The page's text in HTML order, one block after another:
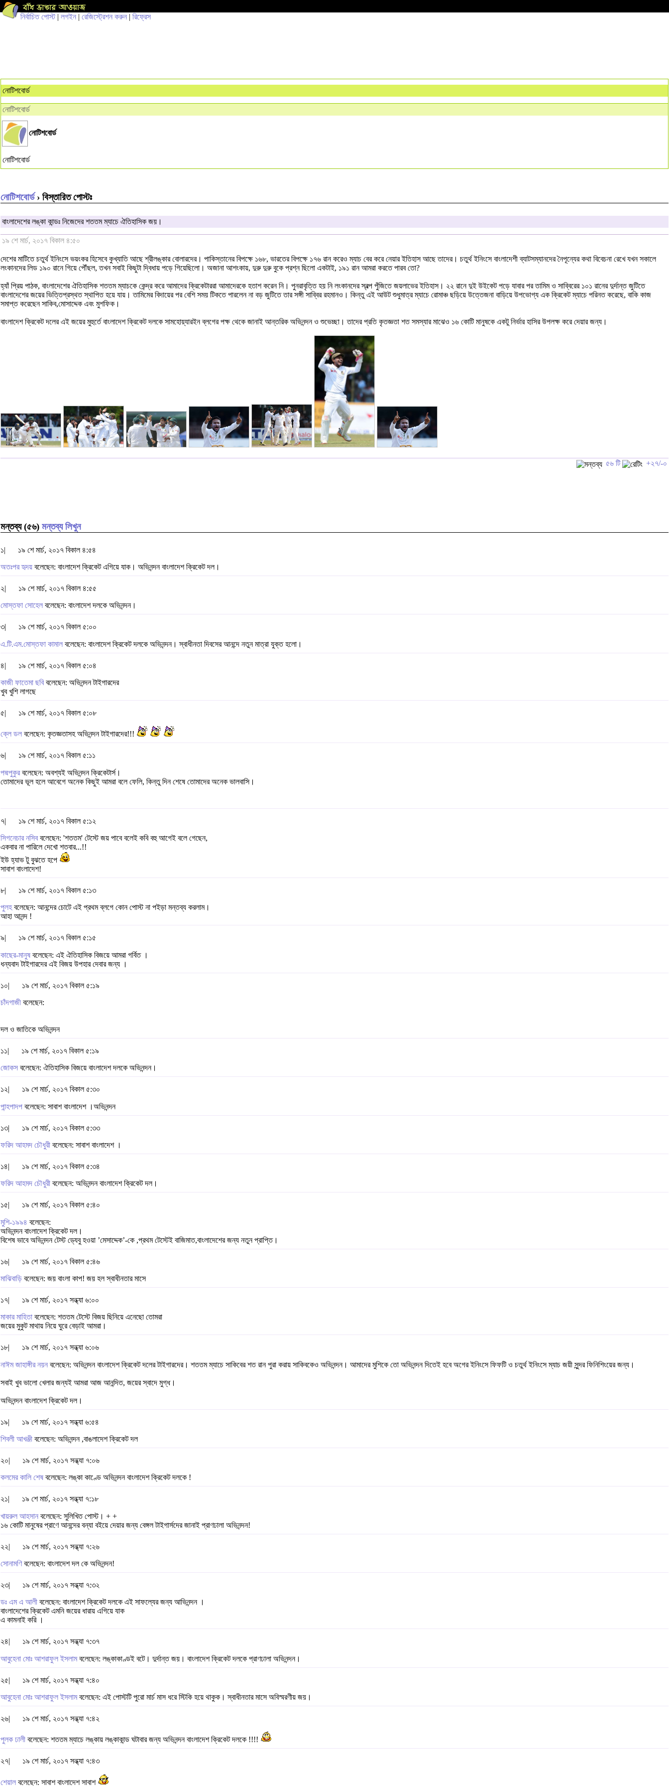
নির্বাচিত পোস্ট| লগইন | রেজিস্ট্রেশন করুন | রিফ্রেস
নোটিশবোর্ড
নোটিশবোর্ড
নোটিশবোর্ড
নোটিশবোর্ড
নোটিশবোর্ড› বিস্তারিত পোস্টঃ
বাংলাদেশের লঙ্কা কান্ডঃ নিজেদের শততম ম্যাচে ঐতিহাসিক জয়।
১৯ শে মার্চ, ২০১৭ বিকাল ৪:৫০
দেশের মাটিতে চতুর্থ ইনিংসে ভয়ংকর হিসেবে কুখ্যাতি আছে শ্রীলঙ্কার বোলারদের। পাকিস্তানের বিপক্ষে ১৬৮, ভারতের বিপক্ষে ১৭৬ রান করেও ম্যাচ বের করে নেয়ার ইতিহাস আছে তাদের। চতুর্থ ইনিংসে বাংলাদেশী ব্যাটসম্যানদের নৈপূন্যের কথা বিবেচনা রেখে যখন সকালে
লংকানদের লিড ১৯০ রানে গিয়ে পৌঁছল, তখন সবাই কিছুটা দ্বিধায় পড়ে গিয়েছিলো। অজানা আশংকায়, দুরু দুরু বুকে প্রশ্ন ছিলো একটাই, ১৯১ রান আমরা করতে পারব তো?
হ্যাঁ প্রিয় পাঠক, বাংলাদেশের ঐতিহাসিক শততম ম্যাচকে কেন্দ্র করে আমাদের ক্রিকেটাররা আমাদেরকে হতাশ করেন নি। পুনরাবৃত্তি হয় নি লংকানদের স্বল্প পুঁজিতে জয়লাভের ইতিহাস। ২২ রানে দুই উইকেট পড়ে যাবার পর তামিম ও সাব্বিরের ১০১ রানের দুর্দান্ত জুটিতে
বাংলাদেশের জয়ের ভিত্তিপ্রস্থত স্থাপিত হয়ে যায়। তামিমের বিদায়ের পর বেশি সময় টিকতে পারলেন না বড় জুটিতে তার সঙ্গী সাব্বির রহমানও। কিন্তু এই আউট শুধুমাত্র ম্যাচে রোমাঞ্চ ছড়িয়ে উত্তেজনা বাড়িয়ে উপভোগ্য এক ক্রিকেট ম্যাচে পরিনত করেছে, বাকি কাজ
সমাপ্ত করেছেন সাকিব,মোসাদ্দেক এবং মুশফিক।
বাংলাদেশ ক্রিকেট দলের এই জয়ের মুহুর্তে বাংলাদেশ ক্রিকেট দলকে সামহোয়্যারইন ব্লগের পক্ষ থেকে জানাই আন্তরিক অভিনন্দন ও শুভেচ্ছা। তাদের প্রতি কৃতজ্ঞতা শত সমস্যার মাঝেও ১৬ কোটি মানুষকে একটু নির্ভার হাসির উপলক্ষ করে দেয়ার জন্য।
৫৬ টি +২৭/-০
মন্তব্য (৫৬) মন্তব্য লিখুন
১| ১৯ শে মার্চ, ২০১৭ বিকাল ৪:৫৪
অতঃপর হৃদয় বলেছেন: বাংলাদেশ ক্রিকেট এগিয়ে যাক। অভিনন্দন বাংলাদেশ ক্রিকেট দল।
২| ১৯ শে মার্চ, ২০১৭ বিকাল ৪:৫৫
মোস্তফা সোহেল বলেছেন: বাংলাদেশ দলকে অভিনন্দন।
৩| ১৯ শে মার্চ, ২০১৭ বিকাল ৫:০০
এ.টি.এম.মোস্তফা কামাল বলেছেন: বাংলাদেশ ক্রিকেট দলকে অভিনন্দন। স্বাধীনতা দিবসের আনন্দে নতুন মাত্রা যুক্ত হলো।
৪| ১৯ শে মার্চ, ২০১৭ বিকাল ৫:০৪
কাজী ফাতেমা ছবিবলেছেন: অভিনন্দন টাইগারদের
খুব খুশি লাগছে
৫| ১৯ শে মার্চ, ২০১৭ বিকাল ৫:০৮
ক্লে ডল বলেছেন: কৃতজ্ঞতাসহ অভিনন্দন টাইগারদের!!!
৬| ১৯ শে মার্চ, ২০১৭ বিকাল ৫:১১
পদ্মপুকুরবলেছেন: অবশ্যই অভিনন্দন ক্রিকেটার্স।
তোমাদের ভূল হলে আবেগে অনেক কিছুই আমরা বলে ফেলি, কিন্তু দিন শেষে তোমাদের অনেক ভালবাসি।
৭| ১৯ শে মার্চ, ২০১৭ বিকাল ৫:১২
সিগনেচার নসিববলেছেন: 'শততম' টেস্টে জয় পাবে বলেই কবি বহু আগেই বলে গেছেন,
একবার না পারিলে দেখো শতবার...!!
ইউ হ্যাভ টু বুঝতে হপে
সাবাশ বাংলাদেশ!
৮| ১৯ শে মার্চ, ২০১৭ বিকাল ৫:১৩
পুলহবলেছেন: আনন্দের চোটে এই প্রথম ব্লগে কোন পোস্ট না পইড়া মন্তব্য করলাম।
আহা আনন্দ !
৯| ১৯ শে মার্চ, ২০১৭ বিকাল ৫:১৫
কাছের-মানুষ বলেছেন: এই ঐতিহাসিক বিজয়ে আমরা গর্বিত ।
ধন্যবাদ টাইগারদের এই বিজয় উপহার দেবার জন্য ।
১০| ১৯ শে মার্চ, ২০১৭ বিকাল ৫:১৯
চাঁদগাজী বলেছেন:
দল ও জাতিকে অভিনন্দন
১১| ১৯ শে মার্চ, ২০১৭ বিকাল ৫:১৯
জোকস বলেছেন: ঐতিহাসিক বিজয়ে বাংলাদেশ দলকে অভিনন্দন।
১২| ১৯ শে মার্চ, ২০১৭ বিকাল ৫:৩০
পান্হপাদপ বলেছেন: সাবাশ বাংলাদেশ ।অভিনন্দন
১৩| ১৯ শে মার্চ, ২০১৭ বিকাল ৫:৩৩
ফরিদ আহমদ চৌধুরী বলেছেন: সাবাশ বাংলাদেশ ।
১৪| ১৯ শে মার্চ, ২০১৭ বিকাল ৫:৩৪
ফরিদ আহমদ চৌধুরী বলেছেন: অভিনন্দন বাংলাদেশ ক্রিকেট দল।
১৫| ১৯ শে মার্চ, ২০১৭ বিকাল ৫:৪০
মুশি-১৯৯৪ বলেছেন:
অভিনন্দন বাংলাদেশ ক্রিকেট দল।
বিশেষ ভাবে অভিনন্দন টেস্ট ড্যেবু হওয়া ’মেসাদ্দেক’-কে ,প্রথম টেস্টেই বাজিমাত,বাংলাদেশের জন্য নতুন প্রাপ্তি।
১৬| ১৯ শে মার্চ, ২০১৭ বিকাল ৫:৪৬
মাঝিবাড়ি বলেছেন: জয় বাংলা কাপ! জয় হল স্বাধীনতার মাসে
১৭| ১৯ শে মার্চ, ২০১৭ সন্ধ্যা ৬:০০
মাকার মাহিতা বলেছেন: শততম টেস্টে বিজয় ছিনিয়ে এনেছো তোমরা
জয়ের মুকুট মাথায় নিয়ে ঘুরে বেড়াই আমরা।
১৮| ১৯ শে মার্চ, ২০১৭ সন্ধ্যা ৬:০৬
নাঈম জাহাঙ্গীর নয়ন বলেছেন: অভিনন্দন বাংলাদেশ ক্রিকেট দলের টাইগারদের। শততম ম্যাচে সাকিবের শত রান পুরা করায় সাকিবকেও অভিনন্দন। আমাদের মুশিকে তো অভিনন্দন দিতেই হবে অগের ইনিংসে ফিফটি ও চতুর্থ ইনিংসে ম্যাচ জয়ী সুন্দর ফিনিশিংয়ের জন্য।
সবাই খুব ভালো খেলার জন্যই আমরা আজ আনন্দিত, জয়ের স্বাদে মুগ্ধ।
অভিনন্দন বাংলাদেশ ক্রিকেট দল।
১৯| ১৯ শে মার্চ, ২০১৭ সন্ধ্যা ৬:৫৪
শিবলী আখঞ্জী বলেছেন: অভিনন্দন ,বাঙলাদেশ ক্রিকেট দল
২০| ১৯ শে মার্চ, ২০১৭ সন্ধ্যা ৭:০৬
কলমের কালি শেষ বলেছেন: লঙ্কা কাণ্ডে অভিনন্দন বাংলাদেশ ক্রিকেট দলকে !
২১| ১৯ শে মার্চ, ২০১৭ সন্ধ্যা ৭:১৮
খায়রুল আহসান বলেছেন: সুলিখিত পোস্ট। + +
১৬ কোটি মানুষের প্রাণে আনন্দের বন্যা বইয়ে দেয়ার জন্য বেঙ্গল টাইগার্সদের জানাই প্রাণঢালা অভিনন্দন!
২২| ১৯ শে মার্চ, ২০১৭ সন্ধ্যা ৭:২৬
সোনামণিবলেছেন: বাংলাদেশ দল কে অভিনন্দন!
২৩| ১৯ শে মার্চ, ২০১৭ সন্ধ্যা ৭:৩২
ডঃ এম এ আলী বলেছেন: বাংলাদেশ ক্রিকেট দলকে এই সাফল্যের জন্য আভিনন্দন ।
বাংলাদেশের ক্রিকেট এমনি জয়ের ধারায় এগিয়ে যাক
এ কামনাই করি ।
২৪| ১৯ শে মার্চ, ২০১৭ সন্ধ্যা ৭:৩৭
আবুহেনা মোঃ আশরাফুল ইসলামবলেছেন: লঙ্কাকাণ্ডই বটে। দুর্দান্ত জয়। বাংলাদেশ ক্রিকেট দলকে প্রাণঢালা অভিনন্দন।
২৫| ১৯ শে মার্চ, ২০১৭ সন্ধ্যা ৭:৪০
আবুহেনা মোঃ আশরাফুল ইসলামবলেছেন: এই পোস্টটি পুরো মার্চ মাস ধরে স্টিকি হয়ে থাকুক। স্বাধীনতার মাসে অবিস্মরণীয় জয়।
২৬| ১৯ শে মার্চ, ২০১৭ সন্ধ্যা ৭:৪২
পুলক ঢালী বলেছেন: শততম ম্যাচে লঙ্কায় লঙ্কাকান্ড ঘটাবার জন্য অভিনন্দন বাংলাদেশ ক্রিকেট দলকে !!!!
২৭| ১৯ শে মার্চ, ২০১৭ সন্ধ্যা ৭:৪৩
শেয়াল বলেছেন: সাবাশ বাংলাদেশ সাবাশ